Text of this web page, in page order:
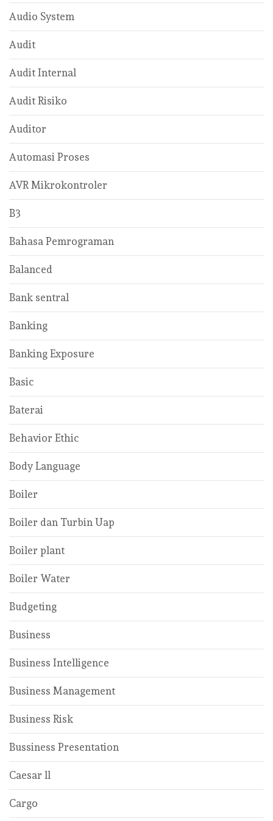
Audio System
Audit
Audit Internal
Audit Risiko
Auditor
Automasi Proses
AVR Mikrokontroler
B3
Bahasa Pemrograman
Balanced
Bank sentral
Banking
Banking Exposure
Basic
Baterai
Behavior Ethic
Body Language
Boiler
Boiler dan Turbin Uap
Boiler plant
Boiler Water
Budgeting
Business
Business Intelligence
Business Management
Business Risk
Bussiness Presentation
Caesar ll
Cargo